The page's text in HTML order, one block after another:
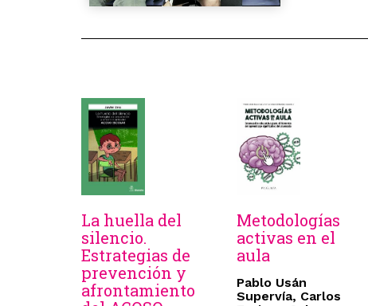
La huella del
silencio.
Estrategias de
prevención y
afrontamiento
Metodologías
activas en el
aula
Pablo Usán
Supervía, Carlos